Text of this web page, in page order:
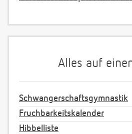
Alles auf
Schwangerschaftsgymnastik
Fruchbarkeitskalender
Hibbelliste